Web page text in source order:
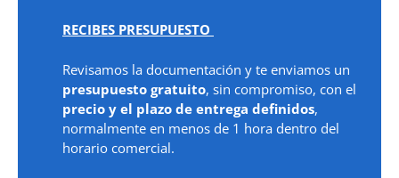
RECIBES PRESUPUESTO
Revisamos la documentación y te enviamos un
presupuesto gratuito, sin compromiso, con el
precio y el plazo de entrega definidos,
normalmente en menos de 1 hora dentro del
horario comercial.